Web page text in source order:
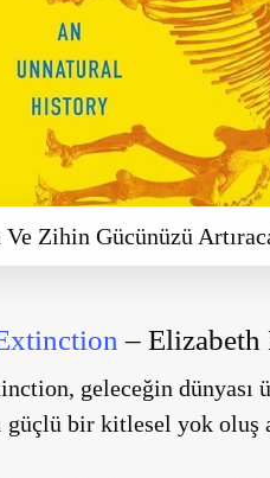
Ve Zihin Gücünüzü
–
, geleceğin
güçlü bir kitlesel yok oluş